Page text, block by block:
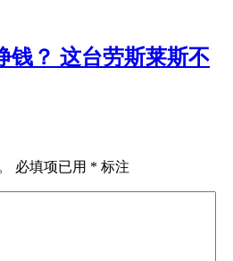
钱？ 这台劳斯莱斯不
必填项已用 * 标注